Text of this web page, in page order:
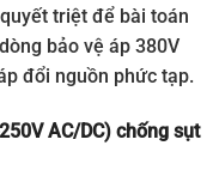
triệt để bài toán
bảo vệ áp 380V
đổi nguồn phức tạp.
AC/DC) chống sụt